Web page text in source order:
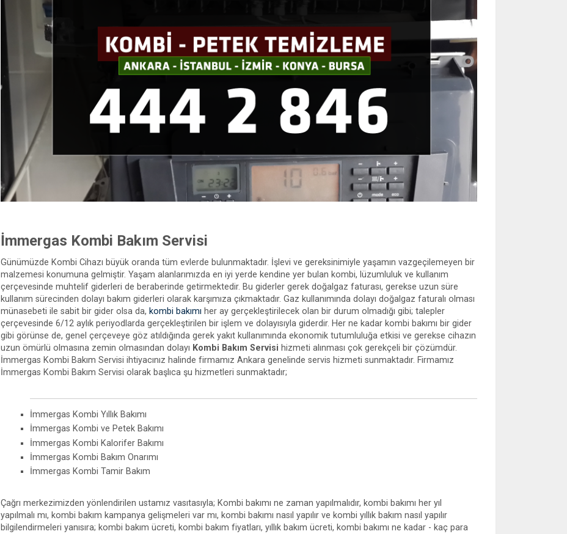
İmmergas Kombi Bakım Servisi
Günümüzde Kombi Cihazı büyük oranda tüm evlerde bulunmaktadır. İşlevi ve gereksinimiyle yaşamın vazgeçilemeyen bir
malzemesi konumuna gelmiştir. Yaşam alanlarımızda en iyi yerde kendine yer bulan kombi, lüzumluluk ve kullanım
çerçevesinde muhtelif giderleri de beraberinde getirmektedir. Bu giderler gerek doğalgaz faturası, gerekse uzun süre
kullanım sürecinden dolayı bakım giderleri olarak karşımıza çıkmaktadır. Gaz kullanımında dolayı doğalgaz faturalı olması
münasebeti ile sabit bir gider olsa da, kombi bakımı her ay gerçekleştirilecek olan bir durum olmadığı gibi; talepler
çerçevesinde 6/12 aylık periyodlarda gerçekleştirilen bir işlem ve dolayısıyla giderdir. Her ne kadar kombi bakımı bir gider
gibi görünse de, genel çerçeveye göz atıldığında gerek yakıt kullanımında ekonomik tutumluluğa etkisi ve gerekse cihazın
uzun ömürlü olmasına zemin olmasından dolayı Kombi Bakım Servisi hizmeti alınması çok gerekçeli bir çözümdür.
İmmergas Kombi Bakım Servisi ihtiyacınız halinde firmamız Ankara genelinde servis hizmeti sunmaktadır. Firmamız
İmmergas Kombi Bakım Servisi olarak başlıca şu hizmetleri sunmaktadır;
İmmergas Kombi Yıllık Bakımı
İmmergas Kombi ve Petek Bakımı
İmmergas Kombi Kalorifer Bakımı
İmmergas Kombi Bakım Onarımı
İmmergas Kombi Tamir Bakım
Çağrı merkezimizden yönlendirilen ustamız vasıtasıyla; Kombi bakımı ne zaman yapılmalıdır, kombi bakımı her yıl
yapılmalı mı, kombi bakım kampanya gelişmeleri var mı, kombi bakımı nasıl yapılır ve kombi yıllık bakım nasıl yapılır
bilgilendirmeleri yanısıra; kombi bakım ücreti, kombi bakım fiyatları, yıllık bakım ücreti, kombi bakımı ne kadar - kaç para